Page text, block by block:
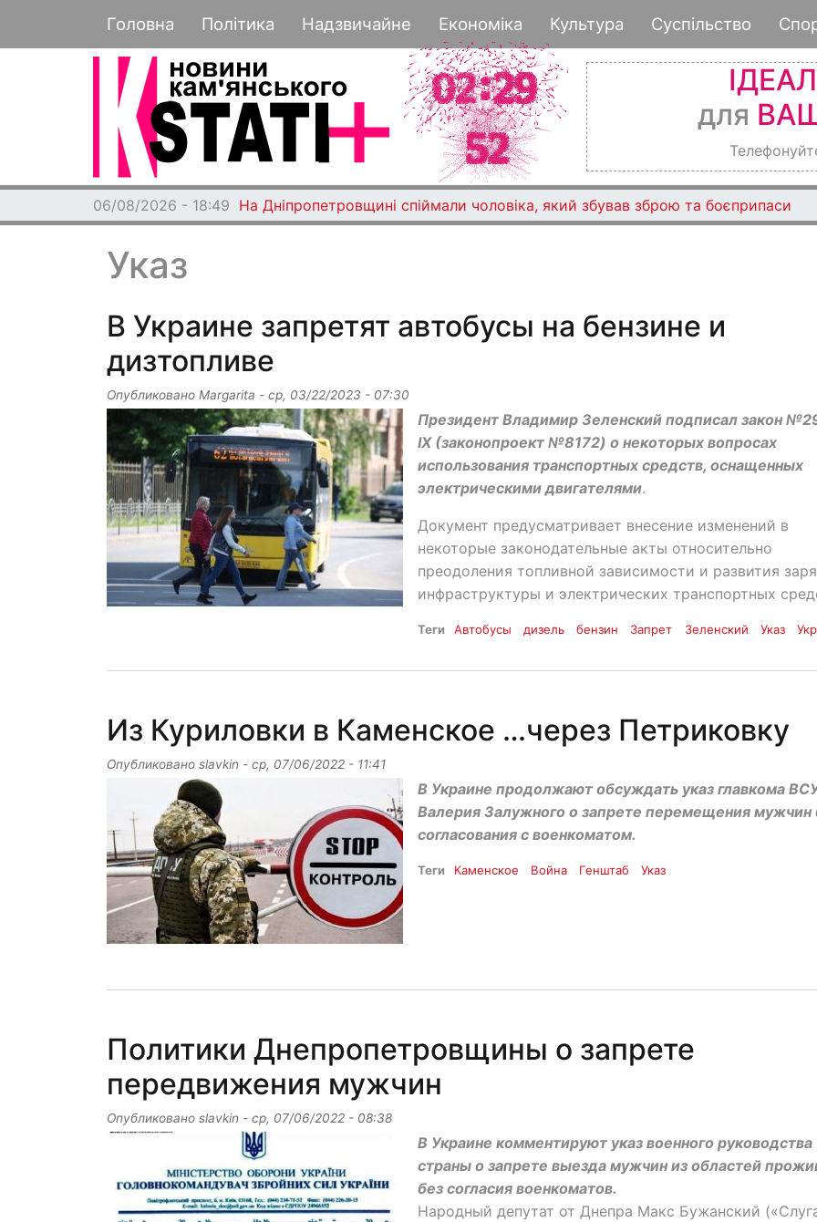
к
основному
Основная навигация
Головна Політика Надзвичайне Економіка Культура Суспільство
для
06/08/2026 - 18:49 На Дніпропетровщині спіймали чоловіка, який збував зброю та боєприпаси
Указ
В Украине запретят автобусы на бензине и
дизтопливе
Опубликовано Margarita - ср, 03/22/2023 - 07:30
Президент Владимир Зеленский подписал закон
IX (законопроект №8172) о некоторых вопросах
использования транспортных средств, оснащенных
электрическими двигателями.
Документ предусматривает внесение изменений в
некоторые законодательные акты относительно
преодоления топливной зависимости и развития
инфраструктуры и электрических транспортных
Теги Автобусы дизель бензин Запрет Зеленский Указ
Из Куриловки в Каменское …через Петриковку
Опубликовано slavkin - ср, 07/06/2022 - 11:41
В Украине продолжают обсуждать указ главкома
Валерия Залужного о запрете перемещения мужчин
согласования с военкоматом.
Теги Каменское Война Генштаб Указ
Политики Днепропетровщины о запрете
передвижения мужчин
Опубликовано slavkin - ср, 07/06/2022 - 08:38
В Украине комментируют указ военного руководства
страны о запрете выезда мужчин из областей
без согласия военкоматов.
Народный депутат от Днепра Макс Бужанский